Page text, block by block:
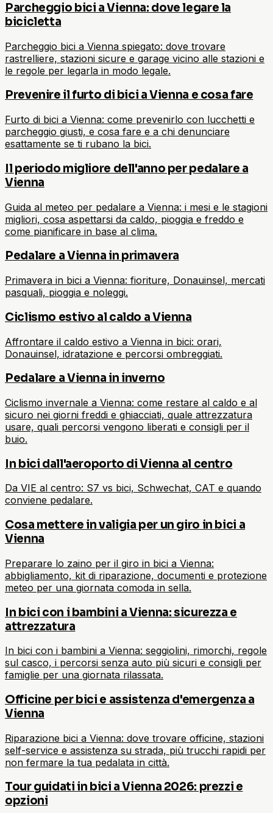
Parcheggio bici a Vienna: dove legare la
bicicletta
Parcheggio bici a Vienna spiegato: dove trovare
rastrelliere, stazioni sicure e garage vicino alle stazioni e
le regole per legarla in modo legale.
Prevenire il furto di bici a Vienna e cosa fare
Furto di bici a Vienna: come prevenirlo con lucchetti e
parcheggio giusti, e cosa fare e a chi denunciare
esattamente se ti rubano la bici.
Il periodo migliore dell'anno per pedalare a
Vienna
Guida al meteo per pedalare a Vienna: i mesi e le stagioni
migliori, cosa aspettarsi da caldo, pioggia e freddo e
come pianificare in base al clima.
Pedalare a Vienna in primavera
Primavera in bici a Vienna: fioriture, Donauinsel, mercati
pasquali, pioggia e noleggi.
Ciclismo estivo al caldo a Vienna
Affrontare il caldo estivo a Vienna in bici: orari,
Donauinsel, idratazione e percorsi ombreggiati.
Pedalare a Vienna in inverno
Ciclismo invernale a Vienna: come restare al caldo e al
sicuro nei giorni freddi e ghiacciati, quale attrezzatura
usare, quali percorsi vengono liberati e consigli per il
buio.
In bici dall'aeroporto di Vienna al centro
Da VIE al centro: S7 vs bici, Schwechat, CAT e quando
conviene pedalare.
Cosa mettere in valigia per un giro in bici a
Vienna
Preparare lo zaino per il giro in bici a Vienna:
abbigliamento, kit di riparazione, documenti e protezione
meteo per una giornata comoda in sella.
In bici con i bambini a Vienna: sicurezza e
attrezzatura
In bici con i bambini a Vienna: seggiolini, rimorchi, regole
sul casco, i percorsi senza auto più sicuri e consigli per
famiglie per una giornata rilassata.
Officine per bici e assistenza d'emergenza a
Vienna
Riparazione bici a Vienna: dove trovare officine, stazioni
self-service e assistenza su strada, più trucchi rapidi per
non fermare la tua pedalata in città.
Tour guidati in bici a Vienna 2026: prezzi e
opzioni